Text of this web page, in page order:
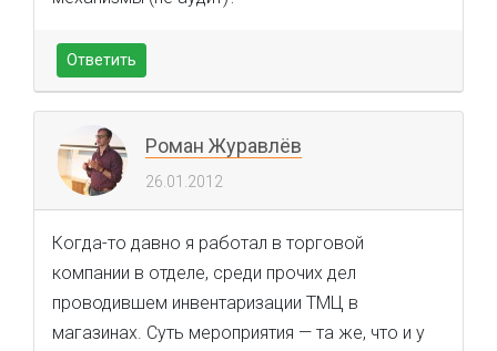
Ответить
Роман Журавлёв
26.01.2012
Когда-то давно я работал в торговой
компании в отделе, среди прочих дел
проводившем инвентаризации ТМЦ в
магазинах. Суть мероприятия — та же, что и у